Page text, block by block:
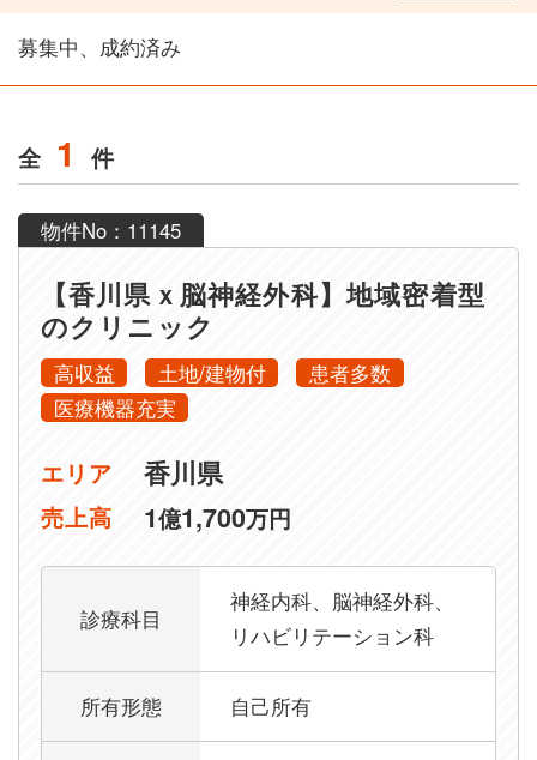
募集中、成約済み
全 1 件
物件No：11145
【香川県ｘ脳神経外科】地域密着型
のクリニック
高収益 土地/建物付
患者多数
医療機器充実
エリア 香川県
売上高 1億1,700万円
診療科目
神経内科、脳神経外科、
リハビリテーション科
所有形態 自己所有